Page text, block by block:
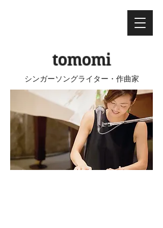
​tomomi
シンガーソングライター・作曲家